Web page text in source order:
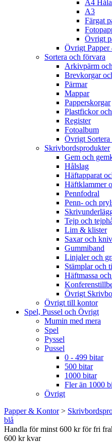
A4
A3
Färgat
Övrigt
Övrigt
Sortera och förvara
Arkivpärm
Brevkorgar
Pärmar
Mappar
Papperskorgar
Plastfickor
Register
Fotoalbum
Övrigt Sortera
Skrivbordsprodukter
Gem och
Hålslag
Häftapparat
Häftklammer
Pennfodral
Penn- och
Tejp och
Lim & klister
Saxar och
Gummiband
Linjaler och
Stämplar och
Häftmassa
Övrigt
Övrigt till kontor
Spel, Pussel och Övrigt
Mumin med mera
Spel
Pyssel
Pussel
0 - 499 bitar
500 bitar
1000 bitar
Fler än 1000
Övrigt
Papper & Kontor>
blå
Handla för minst 600 kr för fri
600 kr kvar